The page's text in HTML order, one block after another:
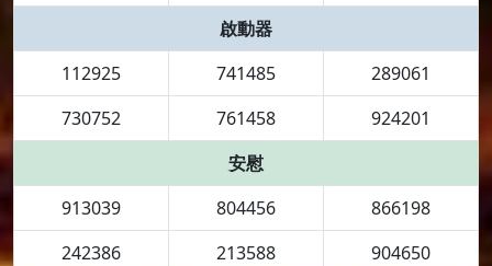
啟動器
112925
741485
289061
730752
761458
924201
安慰
913039
804456
866198
242386
213588 904650